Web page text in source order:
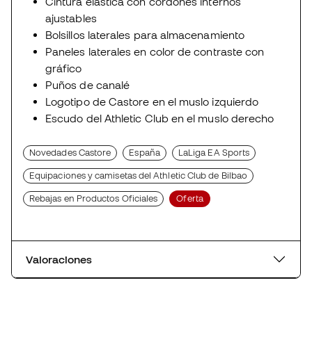
ajustables
Bolsillos laterales para almacenamiento
Paneles laterales en color de contraste con
gráfico
Puños de canalé
Logotipo de Castore en el muslo izquierdo
Escudo del Athletic Club en el muslo derecho
Novedades Castore España LaLiga EA Sports
Equipaciones y camisetas del Athletic Club de Bilbao
Rebajas en Productos Oficiales Oferta
Valoraciones